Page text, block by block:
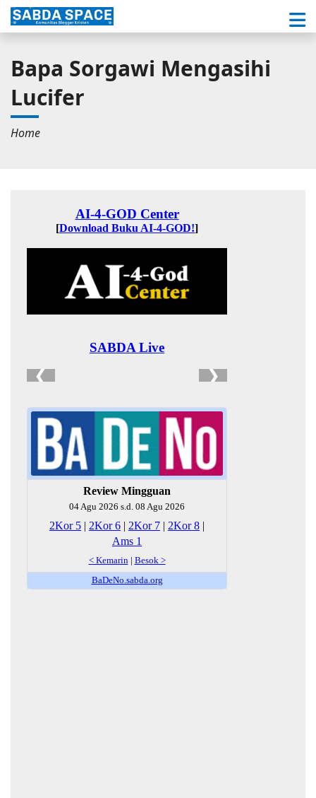
Bapa Sorgawi Mengasihi
Lucifer
Home